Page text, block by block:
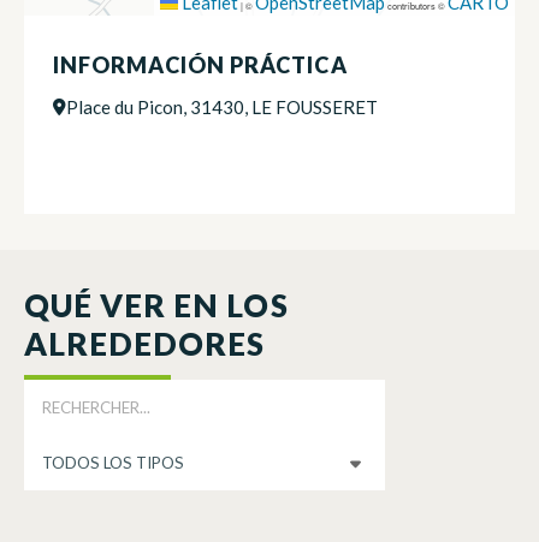
|© contributors ©
INFORMACIÓN PRÁCTICA
Place du Picon, 31430, LE FOUSSERET
QUÉ VER EN LOS
ALREDEDORES